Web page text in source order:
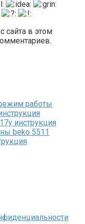
сайта в этом
работы
инструкция
beko 5511